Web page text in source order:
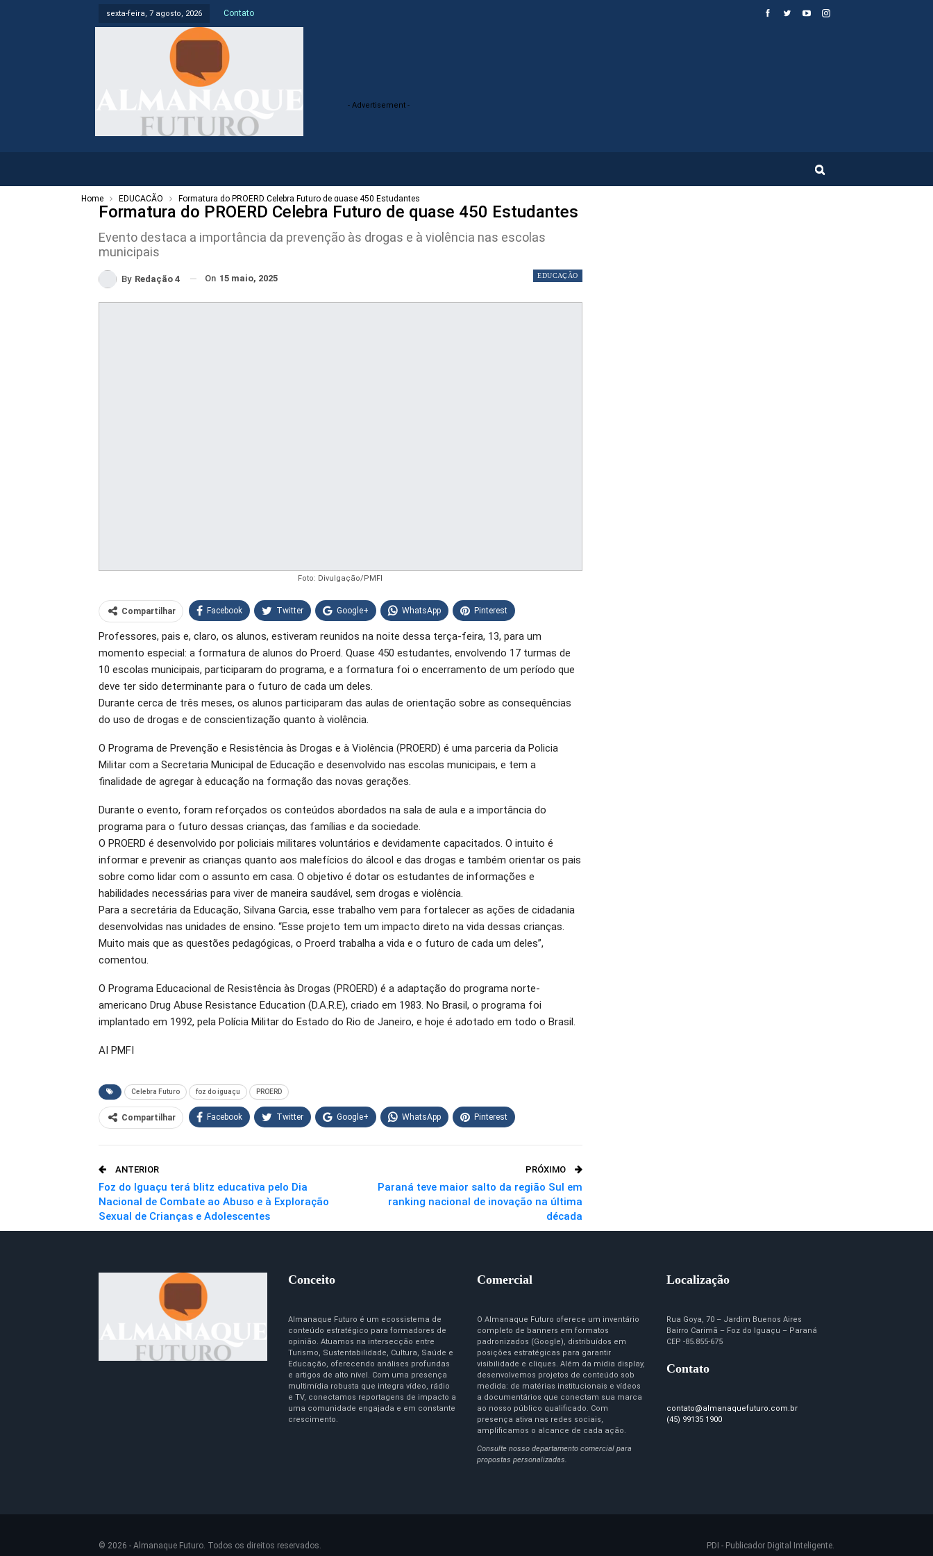
sexta-feira, 7 agosto, 2026 Contato
- Advertisement -
Home EDUCAÇÃO Formatura do PROERD Celebra Futuro de quase 450 Estudantes
Formatura do PROERD Celebra Futuro de quase 450 Estudantes
Evento destaca a importância da prevenção às drogas e à violência nas escolas
municipais
EDUCAÇÃO
By Redação 4 On 15 maio, 2025
Foto: Divulgação/PMFI
Compartilhar Facebook Twitter Google+ WhatsApp Pinterest
O email
Professores, pais e, claro, os alunos, estiveram reunidos na noite dessa terça-feira, 13, para um
momento especial: a formatura de alunos do Proerd. Quase 450 estudantes, envolvendo 17 turmas de
10 escolas municipais, participaram do programa, e a formatura foi o encerramento de um período que
deve ter sido determinante para o futuro de cada um deles.
Durante cerca de três meses, os alunos participaram das aulas de orientação sobre as consequências
do uso de drogas e de conscientização quanto à violência.
O Programa de Prevenção e Resistência às Drogas e à Violência (PROERD) é uma parceria da Policia
Militar com a Secretaria Municipal de Educação e desenvolvido nas escolas municipais, e tem a
finalidade de agregar à educação na formação das novas gerações.
Durante o evento, foram reforçados os conteúdos abordados na sala de aula e a importância do
programa para o futuro dessas crianças, das famílias e da sociedade.
O PROERD é desenvolvido por policiais militares voluntários e devidamente capacitados. O intuito é
informar e prevenir as crianças quanto aos malefícios do álcool e das drogas e também orientar os pais
sobre como lidar com o assunto em casa. O objetivo é dotar os estudantes de informações e
habilidades necessárias para viver de maneira saudável, sem drogas e violência.
Para a secretária da Educação, Silvana Garcia, esse trabalho vem para fortalecer as ações de cidadania
desenvolvidas nas unidades de ensino. “Esse projeto tem um impacto direto na vida dessas crianças.
Muito mais que as questões pedagógicas, o Proerd trabalha a vida e o futuro de cada um deles”,
comentou.
O Programa Educacional de Resistência às Drogas (PROERD) é a adaptação do programa norte-
americano Drug Abuse Resistance Education (D.A.R.E), criado em 1983. No Brasil, o programa foi
implantado em 1992, pela Polícia Militar do Estado do Rio de Janeiro, e hoje é adotado em todo o Brasil.
AI PMFI
Celebra Futuro foz do iguaçu PROERD
Compartilhar Facebook Twitter Google+ WhatsApp Pinterest
ANTERIOR
Foz do Iguaçu terá blitz educativa pelo Dia
Nacional de Combate ao Abuso e à Exploração
Sexual de Crianças e Adolescentes
PRÓXIMO
Paraná teve maior salto da região Sul em
ranking nacional de inovação na última
década
Conceito
Almanaque Futuro é um ecossistema de
conteúdo estratégico para formadores de
opinião. Atuamos na intersecção entre
Turismo, Sustentabilidade, Cultura, Saúde e
Educação, oferecendo análises profundas
e artigos de alto nível. Com uma presença
multimídia robusta que integra vídeo, rádio
e TV, conectamos reportagens de impacto a
uma comunidade engajada e em constante
crescimento.
Comercial
O Almanaque Futuro oferece um inventário
completo de banners em formatos
padronizados (Google), distribuídos em
posições estratégicas para garantir
visibilidade e cliques. Além da mídia display,
desenvolvemos projetos de conteúdo sob
medida: de matérias institucionais e vídeos
a documentários que conectam sua marca
ao nosso público qualificado. Com
presença ativa nas redes sociais,
amplificamos o alcance de cada ação.
Consulte nosso departamento comercial para
propostas personalizadas.
Localização
Rua Goya, 70 – Jardim Buenos Aires
Bairro Carimã – Foz do Iguaçu – Paraná
CEP -85.855-675
Contato
contato@almanaquefuturo.com.br
(45) 99135 1900
© 2026 - Almanaque Futuro. Todos os direitos reservados. PDI - Publicador Digital Inteligente.